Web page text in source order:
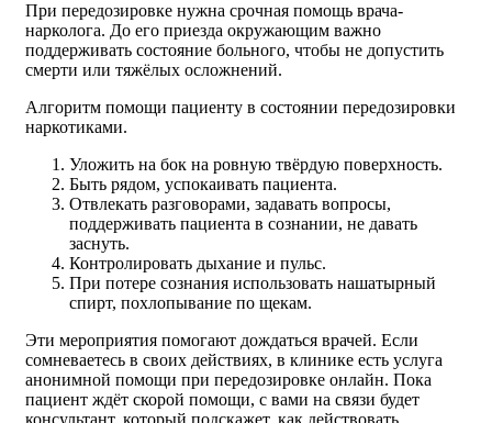
При передозировке нужна срочная помощь врача-
нарколога. До его приезда окружающим важно
поддерживать состояние больного, чтобы не допустить
смерти или тяжёлых осложнений.
Алгоритм помощи пациенту в состоянии передозировки
наркотиками.
Уложить на бок на ровную твёрдую поверхность.
Быть рядом, успокаивать пациента.
Отвлекать разговорами, задавать вопросы,
поддерживать пациента в сознании, не давать
заснуть.
Контролировать дыхание и пульс.
При потере сознания использовать нашатырный
спирт, похлопывание по щекам.
Эти мероприятия помогают дождаться врачей. Если
сомневаетесь в своих действиях, в клинике есть услуга
анонимной помощи при передозировке онлайн. Пока
пациент ждёт скорой помощи, с вами на связи будет